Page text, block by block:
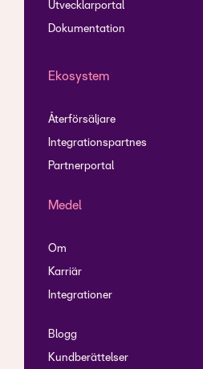
Utvecklarportal
Dokumentation
Ekosystem
Återförsäljare
Integrationspartnes
Partnerportal
Medel
Om
Karriär
Integrationer
Blogg
Kundberättelser